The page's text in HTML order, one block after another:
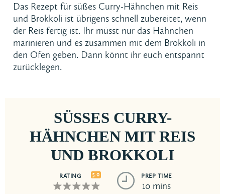
Das Rezept für süßes Curry-Hähnchen mit Reis
und Brokkoli ist übrigens schnell zubereitet, wenn
der Reis fertig ist. Ihr müsst nur das Hähnchen
marinieren und es zusammen mit dem Brokkoli in
den Ofen geben. Dann könnt ihr euch entspannt
zurücklegen.
SÜSSES CURRY-H
ÄHNCHEN MIT REIS U
ND BROKKOLI
RATING 5.0 PREP TIME
10 mins